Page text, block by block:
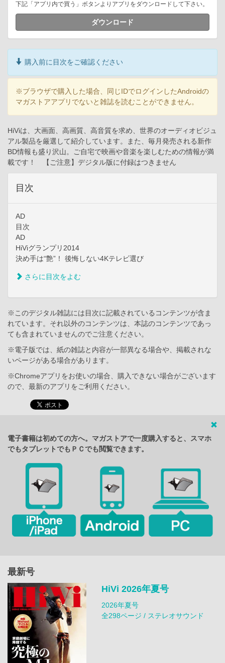
下記「アプリ内で買う」ボタンよりアプリをダウンロードして下さい。
ダウンロード
購入前に目次をご確認ください
※ブラウザで購入した場合、同じIDでログインしたAndroidの
マガストアアプリでないと雑誌を読むことができません。
HiViは、大画面、高画質、高音質を求め、世界のオーディオビジュ
アル製品を厳選して紹介しています。また、毎月発売される新作
BD情報も盛り沢山。ご自宅で映画や音楽を楽しむための情報が満
載です！ 【ご注意】デジタル版に付録はつきません
目次
AD
目次
AD
HiViグランプリ2014
決め手は“艶”！ 後悔しない4Kテレビ選び
さらに目次をよむ
※このデジタル雑誌には目次に記載されているコンテンツが含ま
れています。それ以外のコンテンツは、本誌のコンテンツであっ
ても含まれていませんのでご注意ください。
※電子版では、紙の雑誌と内容が一部異なる場合や、掲載されな
いページがある場合があります。
※Chromeアプリをお使いの場合、購入できない場合がございます
ので、最新のアプリをご利用ください。
電子書籍は初めての方へ。マガストアで一度購入すると、スマホ
でもタブレットでもＰＣでも閲覧できます。
最新号
HiVi 2026年夏号
2026年夏号
全298ページ / ステレオサウンド